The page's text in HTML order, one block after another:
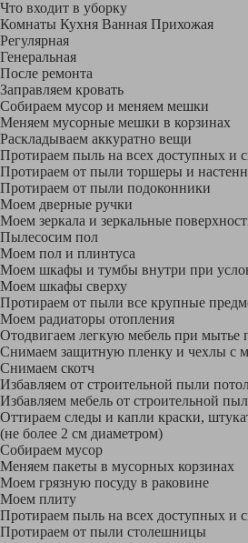
Что входит в уборку
Регу­лярная
Гене­ральная
После ремонта
Заправляем кровать
Собираем мусор и меняем мешки
Меняем мусорные мешки в корзинах
Раскладываем аккуратно вещи
Протираем пыль на всех доступных и
Протираем от пыли торшеры и
Протираем от пыли подоконники
Моем дверные ручки
Моем зеркала и зеркальные
Пылесосим пол
Моем пол и плинтуса
Моем шкафы и тумбы внутри при
Моем шкафы сверху
Протираем от пыли все крупные
Моем радиаторы отопления
Отодвигаем легкую мебель при мытье
Снимаем защитную пленку и чехлы с
Снимаем скотч
Избавляем от строительной пыли
Избавляем мебель от строительной
Оттираем следы и капли краски,
(не более 2 см диаметром)
Собираем мусор
Меняем пакеты в мусорных корзинах
Моем грязную посуду в раковине
Моем плиту
Протираем пыль на всех доступных и
Протираем от пыли столешницы